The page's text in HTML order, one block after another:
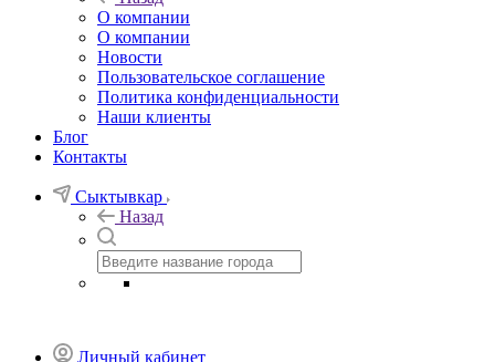
О компании
О компании
Новости
Пользовательское соглашение
Политика конфиденциальности
Наши клиенты
Блог
Контакты
Сыктывкар
Назад
Личный кабинет